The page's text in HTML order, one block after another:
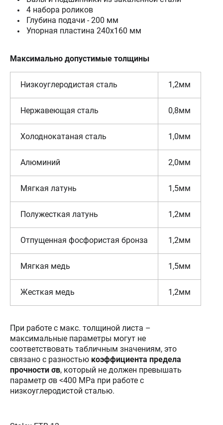
4 набора роликов
Глубина подачи - 200 мм
Упорная пластина 240х160 мм
Максимально допустимые толщины
Низкоуглеродистая сталь 1,2мм
Нержавеющая сталь 0,8мм
Холоднокатаная сталь 1,0мм
Алюминий 2,0мм
Мягкая латунь 1,5мм
Полужесткая латунь 1,2мм
Отпущенная фосфористая бронза 1,2мм
Мягкая медь 1,5мм
Жесткая медь 1,2мм
При работе с макс. толщиной листа –
максимальные параметры могут не
соответствовать табличным значениям, это
связано с разностью коэффициента предела
прочности σв, который не должен превышать
параметр σв <400 MРa при работе с
низкоуглеродистой сталью.